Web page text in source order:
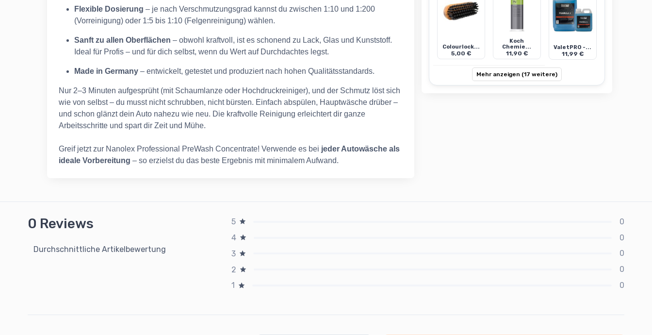
Flexible Dosierung – je nach Verschmutzungsgrad kannst du zwischen 1:10 und 1:200
(Vorreinigung) oder 1:5 bis 1:10 (Felgenreinigung) wählen.
Sanft zu allen Oberflächen – obwohl kraftvoll, ist es schonend zu Lack, Glas und Kunststoff.
Ideal für Profis – und für dich selbst, wenn du Wert auf Durchdachtes legst.
Made in Germany – entwickelt, getestet und produziert nach hohen Qualitätsstandards.
Nur 2–3 Minuten aufgesprüht (mit Schaumlanze oder Hochdruckreiniger), und der Schmutz löst sich
wie von selbst – du musst nicht schrubben, nicht bürsten. Einfach abspülen, Hauptwäsche drüber –
und schon glänzt dein Auto nahezu wie neu. Die kraftvolle Reinigung erleichtert dir ganze
Arbeitsschritte und spart dir Zeit und Mühe.
Greif jetzt zur Nanolex Professional PreWash Concentrate! Verwende es bei jeder Autowäsche als
ideale Vorbereitung – so erzielst du das beste Ergebnis mit minimalem Aufwand.
Colourlock...
5,00 €
Koch
Chemie...
11,90 €
ValetPRO -...
11,99 €
Mehr anzeigen (17 weitere)
0 Reviews
Durchschnittliche Artikelbewertung
5
0
4
0
3
0
2
0
1
0